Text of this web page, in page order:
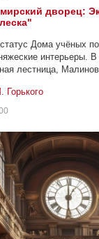
дворец:
Дома учёных
интерьеры.
лестница,